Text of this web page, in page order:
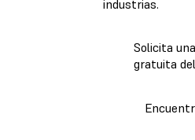
industrias.
Solicita
gratuita